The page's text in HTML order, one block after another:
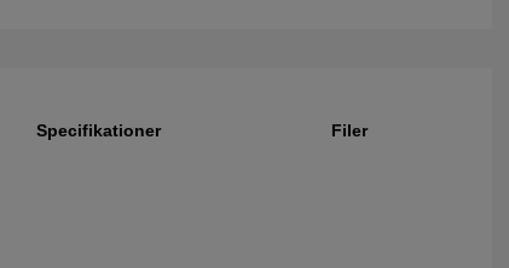
Specifikationer Filer